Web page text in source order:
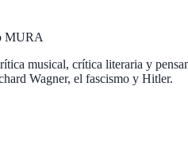
musical, crítica literaria y
Wagner, el fascismo y Hitler.